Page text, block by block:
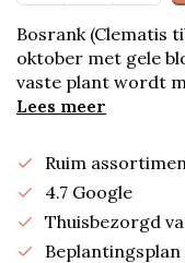
Bosrank (Clematis
oktober met gele
vaste plant wordt
Lees meer
Ruim
4.7 Google
Thuisbezorgd